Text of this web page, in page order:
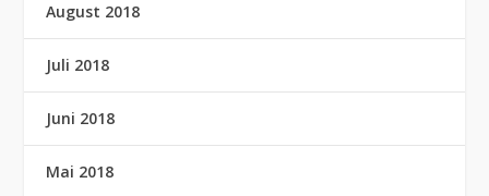
August 2018
Juli 2018
Juni 2018
Mai 2018